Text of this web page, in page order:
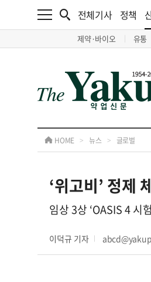
전체기사 정책
제약·바이오 유통
HOME > 뉴스 > 글로벌
‘위고비’ 정
임상 3상 ‘OASIS 4 시
이덕규 기자